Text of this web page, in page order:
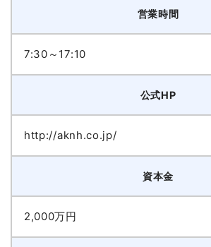
営業時間
7:30～17:10
公式HP
http://aknh.co.jp/
資本金
2,000万円